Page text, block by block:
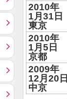
2010年
1月31日
東京
2010年
1月5日
京都
2009年
12月20日
中京